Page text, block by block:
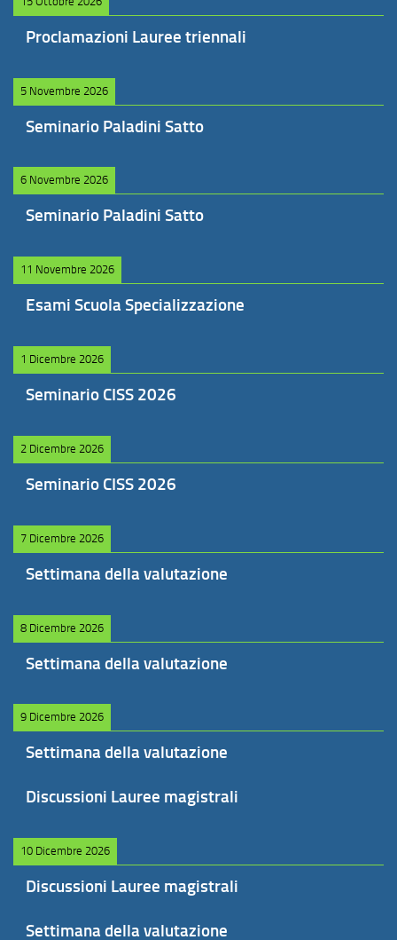
Proclamazioni Lauree triennali
5 Novembre 2026
Seminario Paladini Satto
6 Novembre 2026
Seminario Paladini Satto
11 Novembre 2026
Esami Scuola Specializzazione
1 Dicembre 2026
Seminario CISS 2026
2 Dicembre 2026
Seminario CISS 2026
7 Dicembre 2026
Settimana della valutazione
8 Dicembre 2026
Settimana della valutazione
9 Dicembre 2026
Settimana della valutazione
Discussioni Lauree magistrali
10 Dicembre 2026
Discussioni Lauree magistrali
Settimana della valutazione